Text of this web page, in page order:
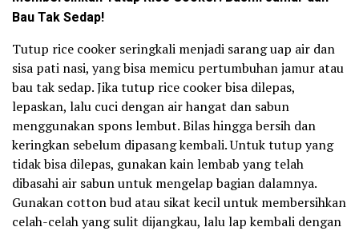
Bau Tak Sedap!
Tutup rice cooker seringkali menjadi sarang uap air dan
sisa pati nasi, yang bisa memicu pertumbuhan jamur atau
bau tak sedap. Jika tutup rice cooker bisa dilepas,
lepaskan, lalu cuci dengan air hangat dan sabun
menggunakan spons lembut. Bilas hingga bersih dan
keringkan sebelum dipasang kembali. Untuk tutup yang
tidak bisa dilepas, gunakan kain lembab yang telah
dibasahi air sabun untuk mengelap bagian dalamnya.
Gunakan cotton bud atau sikat kecil untuk membersihkan
celah-celah yang sulit dijangkau, lalu lap kembali dengan